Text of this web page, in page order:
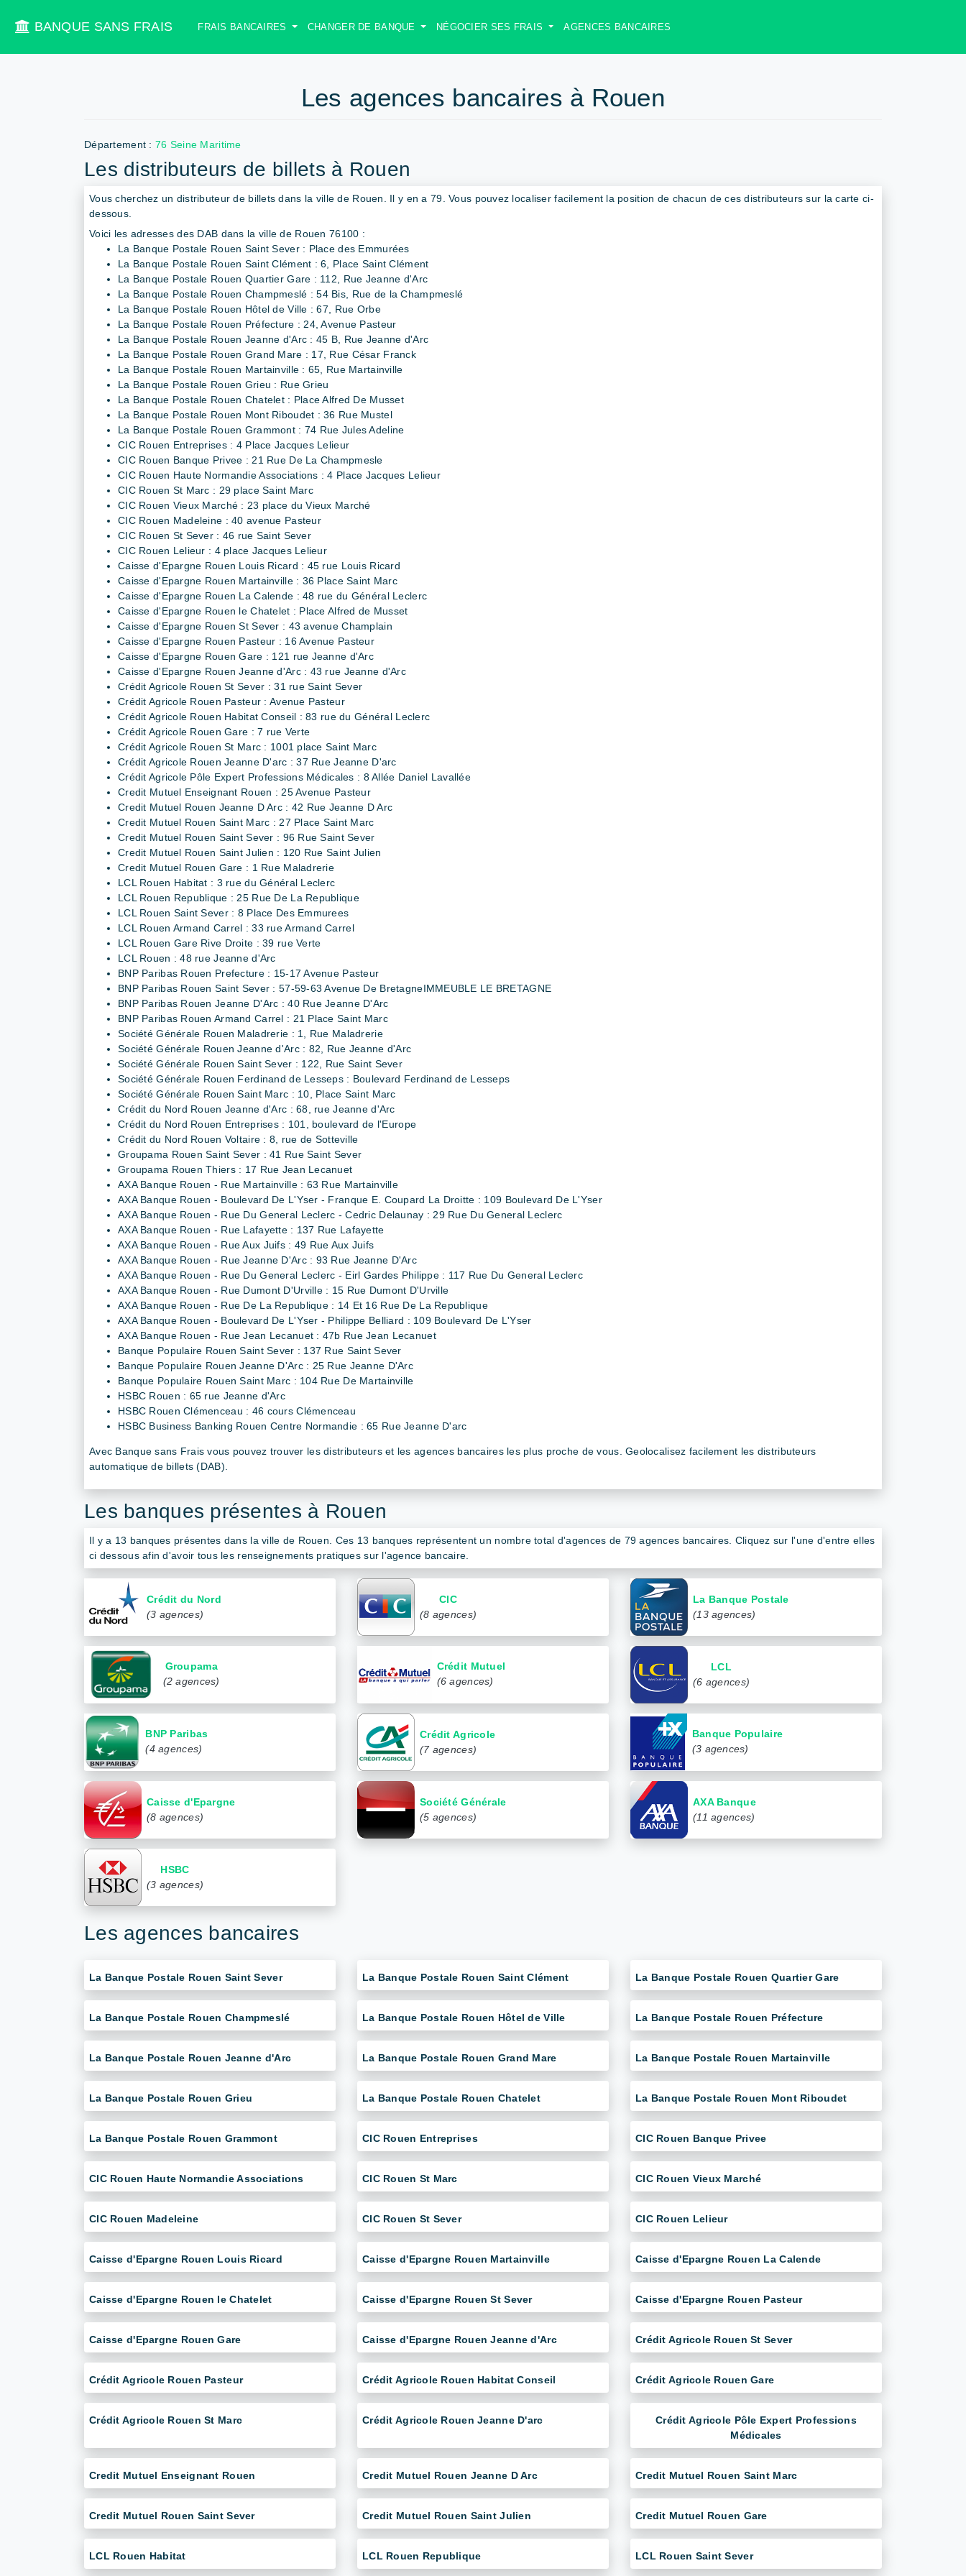
BANQUE SANS FRAIS FRAIS BANCAIRES CHANGER DE BANQUE NÉGOCIER SES FRAIS AGENCES BANCAIRES
Les agences bancaires à Rouen
Département : 76 Seine Maritime
Les distributeurs de billets à Rouen
Vous cherchez un distributeur de billets dans la ville de Rouen. Il y en a 79. Vous pouvez localiser facilement la position de chacun de ces distributeurs sur la carte ci-
dessous.
Voici les adresses des DAB dans la ville de Rouen 76100 :
La Banque Postale Rouen Saint Sever : Place des Emmurées
La Banque Postale Rouen Saint Clément : 6, Place Saint Clément
La Banque Postale Rouen Quartier Gare : 112, Rue Jeanne d'Arc
La Banque Postale Rouen Champmeslé : 54 Bis, Rue de la Champmeslé
La Banque Postale Rouen Hôtel de Ville : 67, Rue Orbe
La Banque Postale Rouen Préfecture : 24, Avenue Pasteur
La Banque Postale Rouen Jeanne d'Arc : 45 B, Rue Jeanne d'Arc
La Banque Postale Rouen Grand Mare : 17, Rue César Franck
La Banque Postale Rouen Martainville : 65, Rue Martainville
La Banque Postale Rouen Grieu : Rue Grieu
La Banque Postale Rouen Chatelet : Place Alfred De Musset
La Banque Postale Rouen Mont Riboudet : 36 Rue Mustel
La Banque Postale Rouen Grammont : 74 Rue Jules Adeline
CIC Rouen Entreprises : 4 Place Jacques Lelieur
CIC Rouen Banque Privee : 21 Rue De La Champmesle
CIC Rouen Haute Normandie Associations : 4 Place Jacques Lelieur
CIC Rouen St Marc : 29 place Saint Marc
CIC Rouen Vieux Marché : 23 place du Vieux Marché
CIC Rouen Madeleine : 40 avenue Pasteur
CIC Rouen St Sever : 46 rue Saint Sever
CIC Rouen Lelieur : 4 place Jacques Lelieur
Caisse d'Epargne Rouen Louis Ricard : 45 rue Louis Ricard
Caisse d'Epargne Rouen Martainville : 36 Place Saint Marc
Caisse d'Epargne Rouen La Calende : 48 rue du Général Leclerc
Caisse d'Epargne Rouen le Chatelet : Place Alfred de Musset
Caisse d'Epargne Rouen St Sever : 43 avenue Champlain
Caisse d'Epargne Rouen Pasteur : 16 Avenue Pasteur
Caisse d'Epargne Rouen Gare : 121 rue Jeanne d'Arc
Caisse d'Epargne Rouen Jeanne d'Arc : 43 rue Jeanne d'Arc
Crédit Agricole Rouen St Sever : 31 rue Saint Sever
Crédit Agricole Rouen Pasteur : Avenue Pasteur
Crédit Agricole Rouen Habitat Conseil : 83 rue du Général Leclerc
Crédit Agricole Rouen Gare : 7 rue Verte
Crédit Agricole Rouen St Marc : 1001 place Saint Marc
Crédit Agricole Rouen Jeanne D'arc : 37 Rue Jeanne D'arc
Crédit Agricole Pôle Expert Professions Médicales : 8 Allée Daniel Lavallée
Credit Mutuel Enseignant Rouen : 25 Avenue Pasteur
Credit Mutuel Rouen Jeanne D Arc : 42 Rue Jeanne D Arc
Credit Mutuel Rouen Saint Marc : 27 Place Saint Marc
Credit Mutuel Rouen Saint Sever : 96 Rue Saint Sever
Credit Mutuel Rouen Saint Julien : 120 Rue Saint Julien
Credit Mutuel Rouen Gare : 1 Rue Maladrerie
LCL Rouen Habitat : 3 rue du Général Leclerc
LCL Rouen Republique : 25 Rue De La Republique
LCL Rouen Saint Sever : 8 Place Des Emmurees
LCL Rouen Armand Carrel : 33 rue Armand Carrel
LCL Rouen Gare Rive Droite : 39 rue Verte
LCL Rouen : 48 rue Jeanne d'Arc
BNP Paribas Rouen Prefecture : 15-17 Avenue Pasteur
BNP Paribas Rouen Saint Sever : 57-59-63 Avenue De BretagneIMMEUBLE LE BRETAGNE
BNP Paribas Rouen Jeanne D'Arc : 40 Rue Jeanne D'Arc
BNP Paribas Rouen Armand Carrel : 21 Place Saint Marc
Société Générale Rouen Maladrerie : 1, Rue Maladrerie
Société Générale Rouen Jeanne d'Arc : 82, Rue Jeanne d'Arc
Société Générale Rouen Saint Sever : 122, Rue Saint Sever
Société Générale Rouen Ferdinand de Lesseps : Boulevard Ferdinand de Lesseps
Société Générale Rouen Saint Marc : 10, Place Saint Marc
Crédit du Nord Rouen Jeanne d'Arc : 68, rue Jeanne d'Arc
Crédit du Nord Rouen Entreprises : 101, boulevard de l'Europe
Crédit du Nord Rouen Voltaire : 8, rue de Sotteville
Groupama Rouen Saint Sever : 41 Rue Saint Sever
Groupama Rouen Thiers : 17 Rue Jean Lecanuet
AXA Banque Rouen - Rue Martainville : 63 Rue Martainville
AXA Banque Rouen - Boulevard De L'Yser - Franque E. Coupard La Droitte : 109 Boulevard De L'Yser
AXA Banque Rouen - Rue Du General Leclerc - Cedric Delaunay : 29 Rue Du General Leclerc
AXA Banque Rouen - Rue Lafayette : 137 Rue Lafayette
AXA Banque Rouen - Rue Aux Juifs : 49 Rue Aux Juifs
AXA Banque Rouen - Rue Jeanne D'Arc : 93 Rue Jeanne D'Arc
AXA Banque Rouen - Rue Du General Leclerc - Eirl Gardes Philippe : 117 Rue Du General Leclerc
AXA Banque Rouen - Rue Dumont D'Urville : 15 Rue Dumont D'Urville
AXA Banque Rouen - Rue De La Republique : 14 Et 16 Rue De La Republique
AXA Banque Rouen - Boulevard De L'Yser - Philippe Belliard : 109 Boulevard De L'Yser
AXA Banque Rouen - Rue Jean Lecanuet : 47b Rue Jean Lecanuet
Banque Populaire Rouen Saint Sever : 137 Rue Saint Sever
Banque Populaire Rouen Jeanne D'Arc : 25 Rue Jeanne D'Arc
Banque Populaire Rouen Saint Marc : 104 Rue De Martainville
HSBC Rouen : 65 rue Jeanne d'Arc
HSBC Rouen Clémenceau : 46 cours Clémenceau
HSBC Business Banking Rouen Centre Normandie : 65 Rue Jeanne D'arc
Avec Banque sans Frais vous pouvez trouver les distributeurs et les agences bancaires les plus proche de vous. Geolocalisez facilement les distributeurs
automatique de billets (DAB).
Les banques présentes à Rouen
Il y a 13 banques présentes dans la ville de Rouen. Ces 13 banques représentent un nombre total d'agences de 79 agences bancaires. Cliquez sur l'une d'entre elles
ci dessous afin d'avoir tous les renseignements pratiques sur l'agence bancaire.
Crédit du Nord
(3 agences)
CIC
(8 agences)
La Banque Postale
(13 agences)
Groupama
(2 agences)
Crédit Mutuel
(6 agences)
LCL
(6 agences)
BNP Paribas
(4 agences)
Crédit Agricole
(7 agences)
Banque Populaire
(3 agences)
Caisse d'Epargne
(8 agences)
Société Générale
(5 agences)
AXA Banque
(11 agences)
HSBC
(3 agences)
Les agences bancaires
La Banque Postale Rouen Saint Sever La Banque Postale Rouen Saint Clément La Banque Postale Rouen Quartier Gare
La Banque Postale Rouen Champmeslé La Banque Postale Rouen Hôtel de Ville La Banque Postale Rouen Préfecture
La Banque Postale Rouen Jeanne d'Arc La Banque Postale Rouen Grand Mare La Banque Postale Rouen Martainville
La Banque Postale Rouen Grieu La Banque Postale Rouen Chatelet La Banque Postale Rouen Mont Riboudet
La Banque Postale Rouen Grammont CIC Rouen Entreprises CIC Rouen Banque Privee
CIC Rouen Haute Normandie Associations CIC Rouen St Marc CIC Rouen Vieux Marché
CIC Rouen Madeleine CIC Rouen St Sever CIC Rouen Lelieur
Caisse d'Epargne Rouen Louis Ricard Caisse d'Epargne Rouen Martainville Caisse d'Epargne Rouen La Calende
Caisse d'Epargne Rouen le Chatelet Caisse d'Epargne Rouen St Sever Caisse d'Epargne Rouen Pasteur
Caisse d'Epargne Rouen Gare Caisse d'Epargne Rouen Jeanne d'Arc Crédit Agricole Rouen St Sever
Crédit Agricole Rouen Pasteur Crédit Agricole Rouen Habitat Conseil Crédit Agricole Rouen Gare
Crédit Agricole Rouen St Marc Crédit Agricole Rouen Jeanne D'arc
Crédit Agricole Pôle Expert Professions
Médicales
Credit Mutuel Enseignant Rouen Credit Mutuel Rouen Jeanne D Arc Credit Mutuel Rouen Saint Marc
Credit Mutuel Rouen Saint Sever Credit Mutuel Rouen Saint Julien Credit Mutuel Rouen Gare
LCL Rouen Habitat LCL Rouen Republique LCL Rouen Saint Sever